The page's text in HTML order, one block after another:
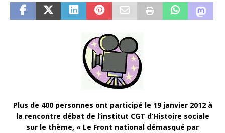
Plus de 400 personnes ont participé le 19 janvier 2012 à
la rencontre débat de l’institut CGT d’Histoire sociale
sur le thème, « Le Front national démasqué par